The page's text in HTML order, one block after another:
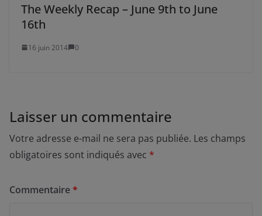
The Weekly Recap – June 9th to June
16th
16 juin 2014 0
Laisser un commentaire
Votre adresse e-mail ne sera pas publiée. Les champs
obligatoires sont indiqués avec *
Commentaire*